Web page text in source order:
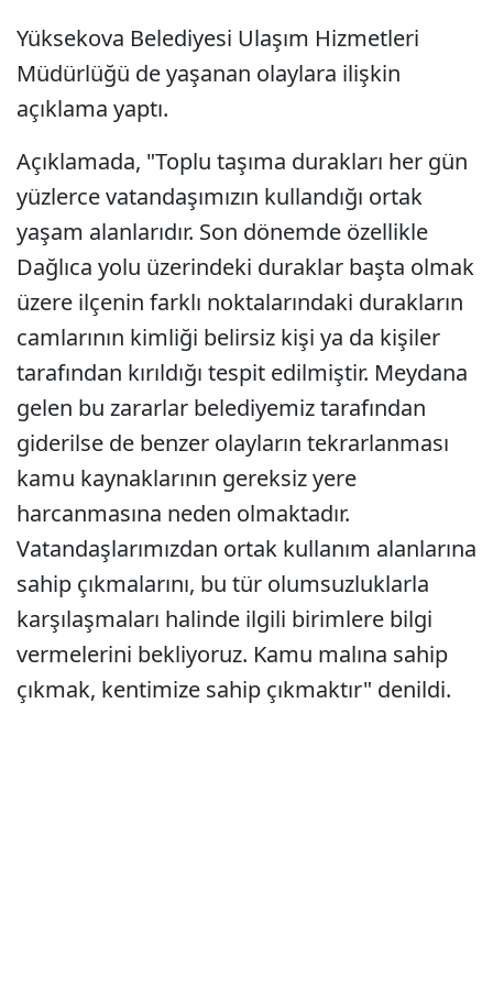
Yüksekova Belediyesi Ulaşım Hizmetleri
Müdürlüğü de yaşanan olaylara ilişkin
açıklama yaptı.
Açıklamada, "Toplu taşıma durakları her gün
yüzlerce vatandaşımızın kullandığı ortak
yaşam alanlarıdır. Son dönemde özellikle
Dağlıca yolu üzerindeki duraklar başta olmak
üzere ilçenin farklı noktalarındaki durakların
camlarının kimliği belirsiz kişi ya da kişiler
tarafından kırıldığı tespit edilmiştir. Meydana
gelen bu zararlar belediyemiz tarafından
giderilse de benzer olayların tekrarlanması
kamu kaynaklarının gereksiz yere
harcanmasına neden olmaktadır.
Vatandaşlarımızdan ortak kullanım alanlarına
sahip çıkmalarını, bu tür olumsuzluklarla
karşılaşmaları halinde ilgili birimlere bilgi
vermelerini bekliyoruz. Kamu malına sahip
çıkmak, kentimize sahip çıkmaktır" denildi.